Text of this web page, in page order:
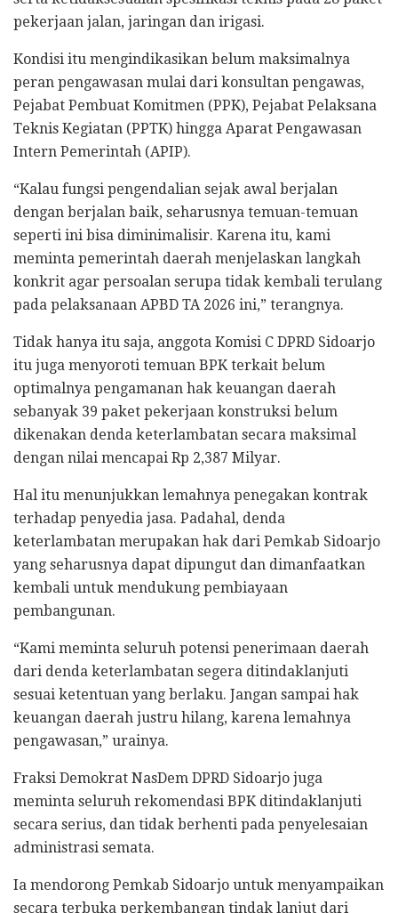
pekerjaan jalan, jaringan dan irigasi.
Kondisi itu mengindikasikan belum maksimalnya
peran pengawasan mulai dari konsultan pengawas,
Pejabat Pembuat Komitmen (PPK), Pejabat Pelaksana
Teknis Kegiatan (PPTK) hingga Aparat Pengawasan
Intern Pemerintah (APIP).
“Kalau fungsi pengendalian sejak awal berjalan
dengan berjalan baik, seharusnya temuan-temuan
seperti ini bisa diminimalisir. Karena itu, kami
meminta pemerintah daerah menjelaskan langkah
konkrit agar persoalan serupa tidak kembali terulang
pada pelaksanaan APBD TA 2026 ini,” terangnya.
Tidak hanya itu saja, anggota Komisi C DPRD Sidoarjo
itu juga menyoroti temuan BPK terkait belum
optimalnya pengamanan hak keuangan daerah
sebanyak 39 paket pekerjaan konstruksi belum
dikenakan denda keterlambatan secara maksimal
dengan nilai mencapai Rp 2,387 Milyar.
Hal itu menunjukkan lemahnya penegakan kontrak
terhadap penyedia jasa. Padahal, denda
keterlambatan merupakan hak dari Pemkab Sidoarjo
yang seharusnya dapat dipungut dan dimanfaatkan
kembali untuk mendukung pembiayaan
pembangunan.
“Kami meminta seluruh potensi penerimaan daerah
dari denda keterlambatan segera ditindaklanjuti
sesuai ketentuan yang berlaku. Jangan sampai hak
keuangan daerah justru hilang, karena lemahnya
pengawasan,” urainya.
Fraksi Demokrat NasDem DPRD Sidoarjo juga
meminta seluruh rekomendasi BPK ditindaklanjuti
secara serius, dan tidak berhenti pada penyelesaian
administrasi semata.
Ia mendorong Pemkab Sidoarjo untuk menyampaikan
secara terbuka perkembangan tindak lanjut dari